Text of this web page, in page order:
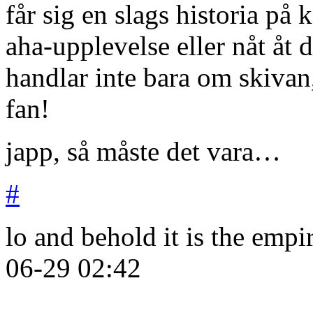
får sig en slags historia på
aha-upplevelse eller nåt åt
handlar inte bara om
fan!
japp, så måste det vara…
#
lo and behold it is the
06-29 02:42